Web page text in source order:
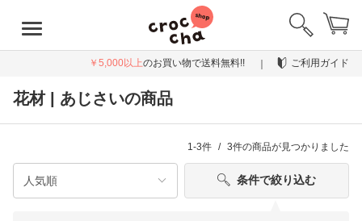
￥5,000以上のお買い物で送料無料!! ご利用ガイド
花材 | あじさいの商品
1-3件 3件の商品が見つかりました
条件で絞り込む